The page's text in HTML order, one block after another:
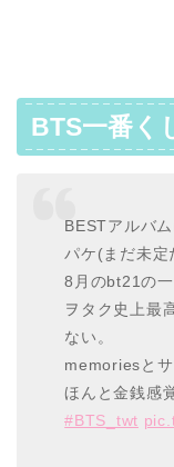
BTS一番く
BESTアルバ
パケ(まだ未定
8月のbt21の
ヲタク史上最
ない。
memoriesと
ほんと金銭感
#BTS_twt